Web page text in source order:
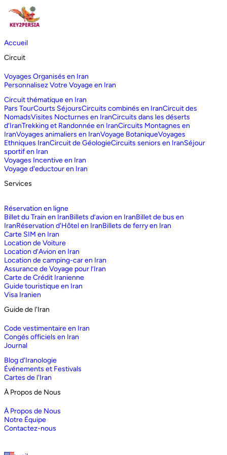
Accueil
Circuit
Voyages Organisés en Iran
Personnalisez Votre Voyage en Iran
Circuit thématique en Iran
Pars TourCourts SéjoursCircuits combinés en IranCircuit des
NomadsVisites Nocturnes en IranCircuits dans les déserts
d‘IranTrekking et Randonnée en IranCircuits Montagnes en
IranVoyages animaliers en IranVoyage BotaniqueVoyages
Ethniques IranCircuit de GéologieCircuits seniors en IranSéjour
sportif en Iran
Voyages Incentive en Iran
Voyage d'eductour en Iran
Services
Réservation en ligne
Billet du Train en IranBillets d’avion en IranBillet de bus en
IranRéservation d'Hôtel en IranBillets de ferry en Iran
Carte SIM en Iran
Location de Voiture
Location d’Avion en Iran
Location de camping-car en Iran
Assurance de Voyage pour l’Iran
Carte de Crédit Iranienne
Guide touristique en Iran
Visa Iranien
Guide de l'Iran
Code vestimentaire en Iran
Congés officiels en Iran
Journal
Blog d'Iranologie
Événements et Festivals
Cartes de l'Iran
À Propos de Nous
À Propos de Nous
Notre Équipe
Contactez-nous